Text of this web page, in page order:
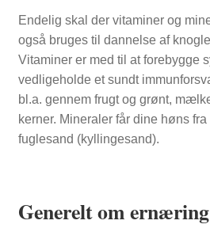
Endelig skal der vitaminer og
også bruges til dannelse af
Vitaminer er med til at forebygge
vedligeholde et sundt
bl.a. gennem frugt og grønt,
kerner. Mineraler får dine høns
fuglesand (kyllingesand).
Generelt om